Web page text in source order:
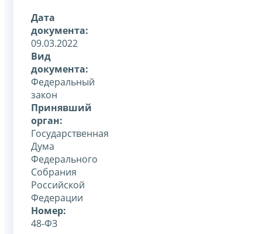
Дата
документа:
09.03.2022
Вид
документа:
Федеральный
закон
Принявший
орган:
Государственная
Дума
Федерального
Собрания
Российской
Федерации
Номер:
48-ФЗ